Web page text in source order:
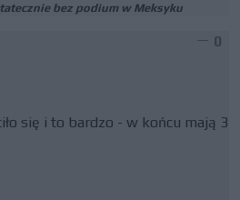
bez podium w Meksyku
0
się i to bardzo - w końcu mają 3